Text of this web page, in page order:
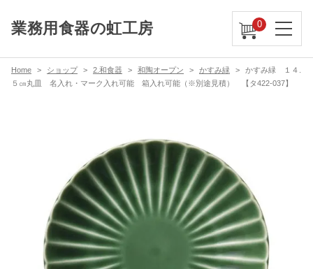
業務用食器の虹工房 0
Home ショップ 2.和食器 和陶オープン かすみ緑
かすみ緑 １４.
５㎝丸皿 名入れ・マーク入れ可能 箱入れ可能（※別途見積） 【タ422-037】